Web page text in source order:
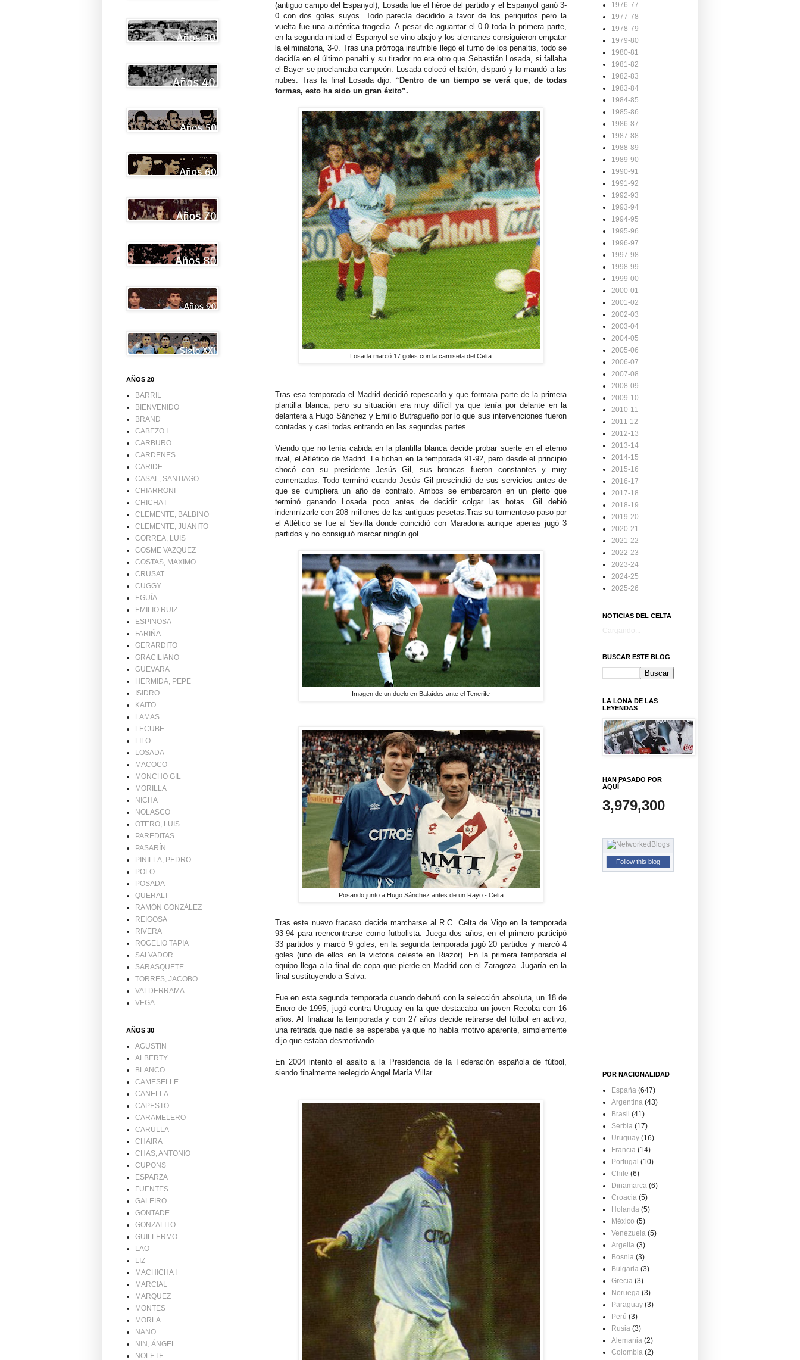
(antiguo campo del Espanyol), Losada fue el héroe del partido y el Espanyol ganó 3-
0 con dos goles suyos. Todo parecía decidido a favor de los periquitos pero la
vuelta fue una auténtica tragedia. A pesar de aguantar el 0-0 toda la primera parte,
en la segunda mitad el Espanyol se vino abajo y los alemanes consiguieron empatar
la eliminatoria, 3-0. Tras una prórroga insufrible llegó el turno de los penaltis, todo se
decidía en el último penalti y su tirador no era otro que Sebastián Losada, si fallaba
el Bayer se proclamaba campeón. Losada colocó el balón, disparó y lo mandó a las
nubes. Tras la final Losada dijo: “Dentro de un tiempo se verá que, de todas
formas, esto ha sido un gran éxito”.
Losada marcó 17 goles con la camiseta del Celta
Tras esa temporada el Madrid decidió repescarlo y que formara parte de la primera
plantilla blanca, pero su situación era muy difícil ya que tenía por delante en la
delantera a Hugo Sánchez y Emilio Butragueño por lo que sus intervenciones fueron
contadas y casi todas entrando en las segundas partes.
Viendo que no tenía cabida en la plantilla blanca decide probar suerte en el eterno
rival, el Atlético de Madrid. Le fichan en la temporada 91-92, pero desde el principio
chocó con su presidente Jesús Gil, sus broncas fueron constantes y muy
comentadas. Todo terminó cuando Jesús Gil prescindió de sus servicios antes de
que se cumpliera un año de contrato. Ambos se embarcaron en un pleito que
terminó ganando Losada poco antes de decidir colgar las botas. Gil debió
indemnizarle con 208 millones de las antiguas pesetas.Tras su tormentoso paso por
el Atlético se fue al Sevilla donde coincidió con Maradona aunque apenas jugó 3
partidos y no consiguió marcar ningún gol.
Imagen de un duelo en Balaídos ante el Tenerife
Posando junto a Hugo Sánchez antes de un Rayo - Celta
Tras este nuevo fracaso decide marcharse al R.C. Celta de Vigo en la temporada
93-94 para reencontrarse como futbolista. Juega dos años, en el primero participó
33 partidos y marcó 9 goles, en la segunda temporada jugó 20 partidos y marcó 4
goles (uno de ellos en la victoria celeste en Riazor). En la primera temporada el
equipo llega a la final de copa que pierde en Madrid con el Zaragoza. Jugaría en la
final sustituyendo a Salva.
Fue en esta segunda temporada cuando debutó con la selección absoluta, un 18 de
Enero de 1995, jugó contra Uruguay en la que destacaba un joven Recoba con 16
años. Al finalizar la temporada y con 27 años decide retirarse del fútbol en activo,
una retirada que nadie se esperaba ya que no había motivo aparente, simplemente
dijo que estaba desmotivado.
En 2004 intentó el asalto a la Presidencia de la Federación española de fútbol,
siendo finalmente reelegido Angel María Villar.
AÑOS 20
BARRIL
BIENVENIDO
BRAND
CABEZO I
CARBURO
CARDENES
CARIDE
CASAL, SANTIAGO
CHIARRONI
CHICHA I
CLEMENTE, BALBINO
CLEMENTE, JUANITO
CORREA, LUIS
COSME VAZQUEZ
COSTAS, MAXIMO
CRUSAT
CUGGY
EGUÍA
EMILIO RUIZ
ESPINOSA
FARIÑA
GERARDITO
GRACILIANO
GUEVARA
HERMIDA, PEPE
ISIDRO
KAITO
LAMAS
LECUBE
LILO
LOSADA
MACOCO
MONCHO GIL
MORILLA
NICHA
NOLASCO
OTERO, LUIS
PAREDITAS
PASARÍN
PINILLA, PEDRO
POLO
POSADA
QUERALT
RAMÓN GONZÁLEZ
REIGOSA
RIVERA
ROGELIO TAPIA
SALVADOR
SARASQUETE
TORRES, JACOBO
VALDERRAMA
VEGA
AÑOS 30
AGUSTIN
ALBERTY
BLANCO
CAMESELLE
CANELLA
CAPESTO
CARAMELERO
CARULLA
CHAIRA
CHAS, ANTONIO
CUPONS
ESPARZA
FUENTES
GALEIRO
GONTADE
GONZALITO
GUILLERMO
LAO
LIZ
MACHICHA I
MARCIAL
MARQUEZ
MONTES
MORLA
NANO
NIN, ÁNGEL
NOLETE
1976-77
1977-78
1978-79
1979-80
1980-81
1981-82
1982-83
1983-84
1984-85
1985-86
1986-87
1987-88
1988-89
1989-90
1990-91
1991-92
1992-93
1993-94
1994-95
1995-96
1996-97
1997-98
1998-99
1999-00
2000-01
2001-02
2002-03
2003-04
2004-05
2005-06
2006-07
2007-08
2008-09
2009-10
2010-11
2011-12
2012-13
2013-14
2014-15
2015-16
2016-17
2017-18
2018-19
2019-20
2020-21
2021-22
2022-23
2023-24
2024-25
2025-26
NOTICIAS DEL CELTA
Cargando...
BUSCAR ESTE BLOG
LA LONA DE LAS
LEYENDAS
HAN PASADO POR
AQUÍ
3,979,300
Follow this blog
POR NACIONALIDAD
España (647)
Argentina (43)
Brasil (41)
Serbia (17)
Uruguay (16)
Francia (14)
Portugal (10)
Chile (6)
Dinamarca (6)
Croacia (5)
Holanda (5)
México (5)
Venezuela (5)
Argelia (3)
Bosnia (3)
Bulgaria (3)
Grecia (3)
Noruega (3)
Paraguay (3)
Perú (3)
Rusia (3)
Alemania (2)
Colombia (2)